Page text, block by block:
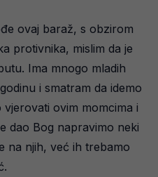
ovaj baraž, s obzirom
protivnika, mislim da je
Ima mnogo mladih
i smatram da idemo
ovim momcima i
dao Bog napravimo neki
na njih, već ih trebamo